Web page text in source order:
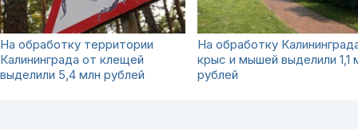
На обработку территории
Калининграда от клещей
выделили 5,4 млн рублей
На обработку
крыс и мышей выделили 1,1
рублей